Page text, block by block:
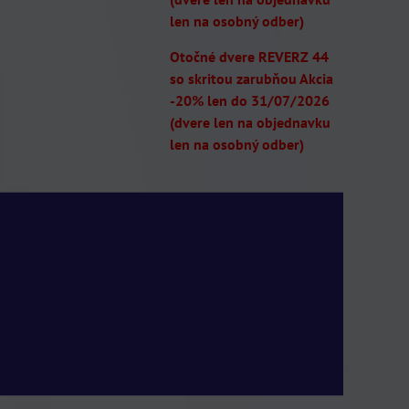
len na osobný odber)
Otočné dvere REVERZ 44
so skritou zarubňou Akcia
-20% len do 31/07/2026
(dvere len na objednavku
len na osobný odber)